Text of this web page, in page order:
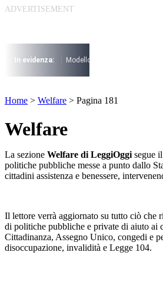
Vai
I più cercati
Lorem ipsum dolor sit amet
In evidenza: Modello 730
Lorem ipsum dolor sit amet
Home > Welfare > Pagina 181
Welfare
La sezione Welfare di LeggiOggisegue il
politiche pubbliche messe a punto dallo
cittadini assistenza e benessere,
Il lettore verrà aggiornato su tutto ciò che
di politiche pubbliche e private di aiuto ai
Cittadinanza, Assegno Unico, congedi e
disoccupazione, invalidità e Legge 104.